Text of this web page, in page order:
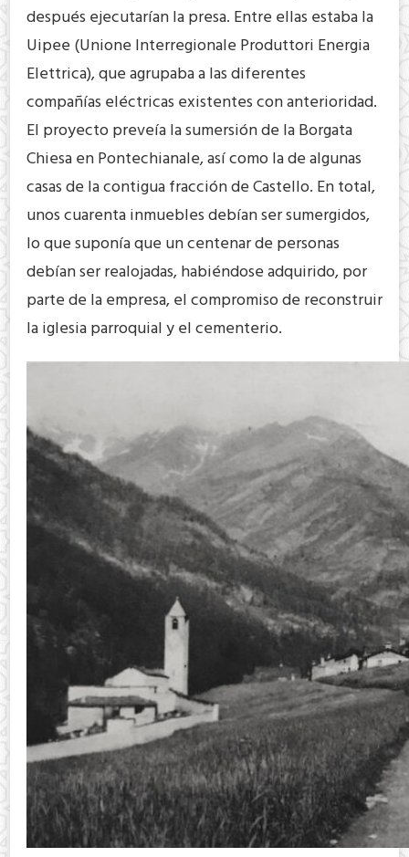
después ejecutarían la presa. Entre ellas estaba la
Uipee (Unione Interregionale Produttori Energia
Elettrica), que agrupaba a las diferentes
compañías eléctricas existentes con anterioridad.
El proyecto preveía la sumersión de la Borgata
Chiesa en Pontechianale, así como la de algunas
casas de la contigua fracción de Castello. En total,
unos cuarenta inmuebles debían ser sumergidos,
lo que suponía que un centenar de personas
debían ser realojadas, habiéndose adquirido, por
parte de la empresa, el compromiso de reconstruir
la iglesia parroquial y el cementerio.